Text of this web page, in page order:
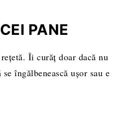
PANE
Îi curăț doar dacă nu
îngălbenească ușor sau e